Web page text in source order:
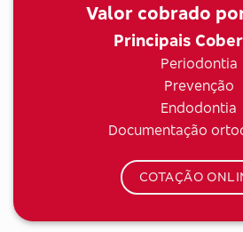
Valor cobrado
Principais
Periodontia
Prevenção
Endodontia
Documentação
COTAÇÃO